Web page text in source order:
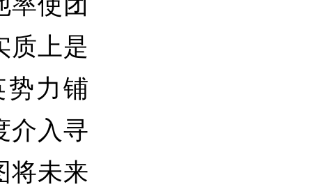
质上是
力铺
介入寻
将未来